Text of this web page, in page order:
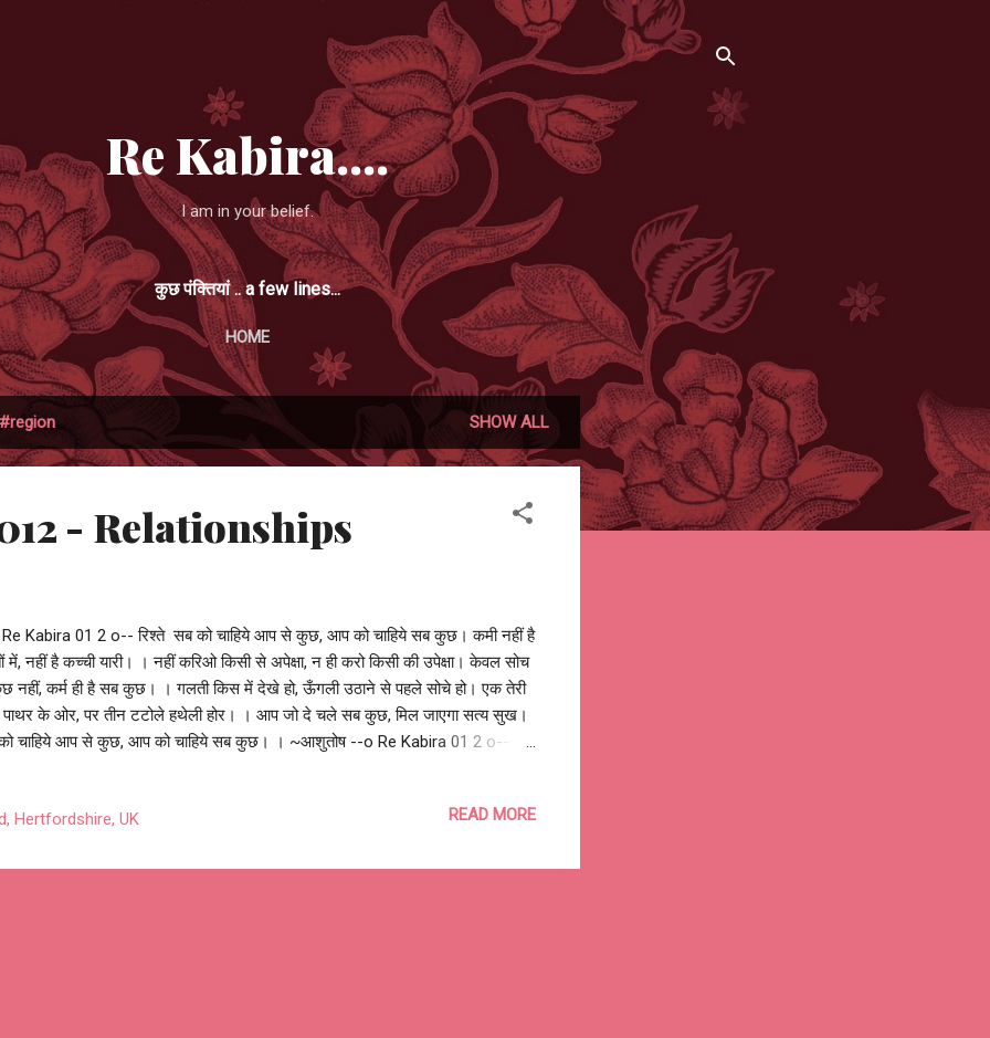
Re Kabira....
I am in your belief.
कुछ पंक्तियां .. a few lines...
HOME
#region SHOW ALL
- Relationships
Kabira 01 2 o-- रिश्ते सब को चाहिये आप से कुछ, आप को चाहिये सब कुछ। कमी नहीं है
में, नहीं है कच्ची यारी। । नहीं करिओ किसी से अपेक्षा, न ही करो किसी की उपेक्षा। केवल सोच
नहीं, कर्म ही है सब कुछ। । गलती किस में देखे हो, ऊँगली उठाने से पहले सोचे हो। एक तेरी
पाथर के ओर, पर तीन टटोले हथेली होर। । आप जो दे चले सब कुछ, मिल जाएगा सत्य सुख।
चाहिये आप से कुछ, आप को चाहिये सब कुछ। । ~आशुतोष --o Re Kabira 01 2 o--
Hertfordshire, UK READ MORE